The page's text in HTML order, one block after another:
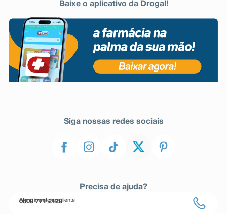
Baixe o aplicativo da Drogal!
Siga nossas redes sociais
Precisa de ajuda?
Atendimento ao cliente
0800 771 2120